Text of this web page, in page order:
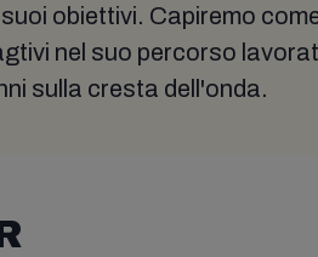
obiettivi. Capiremo
nel suo percorso
sulla cresta dell'onda.